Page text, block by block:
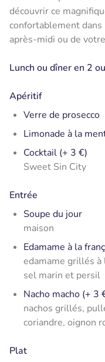
découvrir ce
confortablement
après-midi ou de
Lunch ou dîner en 2
Apéritif
Verre de prosecco
Limonade à la
Cocktail (+ 3 €)
Sweet Sin City
Entrée
Soupe du jour
maison
Edamame à la
edamame grillés à
sel marin et persil
Nacho macho (+ 3
nachos grillés,
coriandre, oignon
Plat